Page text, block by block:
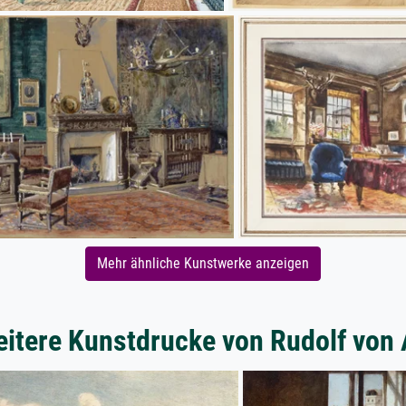
Mehr ähnliche Kunstwerke anzeigen
Kunstdrucke von Rudolf von